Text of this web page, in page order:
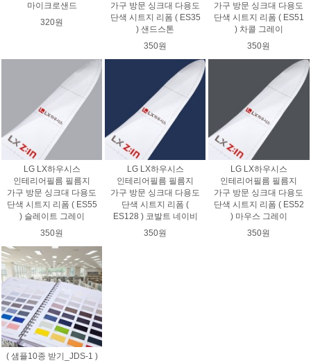
마이크로샌드
320원
가구 방문 싱크대 다용도
단색 시트지 리폼 ( ES35
) 샌드스톤
350원
가구 방문 싱크대 다용도
단색 시트지 리폼 ( ES51
) 차콜 그레이
350원
LG LX하우시스
인테리어필름 필름지
가구 방문 싱크대 다용도
단색 시트지 리폼 ( ES55
) 슬레이트 그레이
350원
LG LX하우시스
인테리어필름 필름지
가구 방문 싱크대 다용도
단색 시트지 리폼 (
ES128 ) 코발트 네이비
350원
LG LX하우시스
인테리어필름 필름지
가구 방문 싱크대 다용도
단색 시트지 리폼 ( ES52
) 마우스 그레이
350원
( 샘플10종 받기_JDS-1 )